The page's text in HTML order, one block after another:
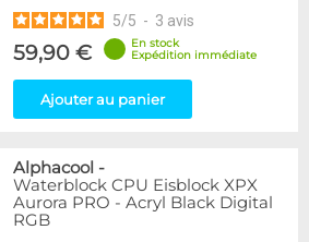
5/5 - 3 avis
59,90 €
En stock
Expédition immédiate
Ajouter au panier
Alphacool -
Waterblock CPU Eisblock XPX
Aurora PRO - Acryl Black Digital
RGB